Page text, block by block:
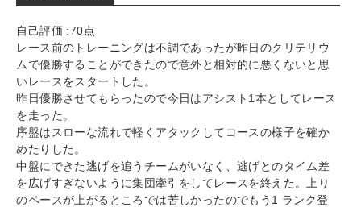
自己評価 :70点
レース前のトレーニングは不調であったが昨日のクリテリウ
ムで優勝することができたので意外と相対的に悪くないと思
いレースをスタートした。
昨日優勝させてもらったので今日はアシスト1本としてレース
を走った。
序盤はスローな流れで軽くアタックしてコースの様子を確か
めたりした。
中盤にできた逃げを追うチームがいなく、逃げとのタイム差
を広げすぎないように集団牽引をしてレースを終えた。上り
のペースが上がるところでは苦しかったのでもう1 ランク登